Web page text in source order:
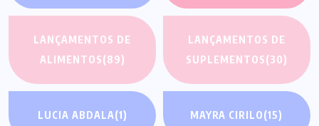
LANÇAMENTOS DE
ALIMENTOS(89)
LANÇAMENTOS DE
SUPLEMENTOS(30)
LUCIA ABDALA(1) MAYRA CIRILO(15)